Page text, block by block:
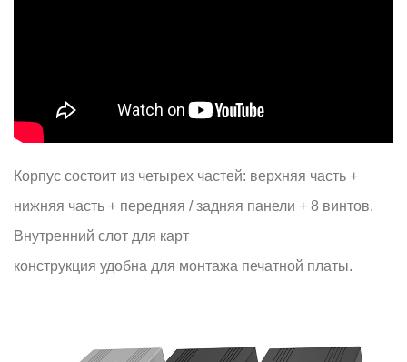
Корпус состоит из четырех частей: верхняя часть +
нижняя часть + передняя / задняя панели + 8 винтов.
Внутренний слот для карт
конструкция удобна для монтажа печатной платы.